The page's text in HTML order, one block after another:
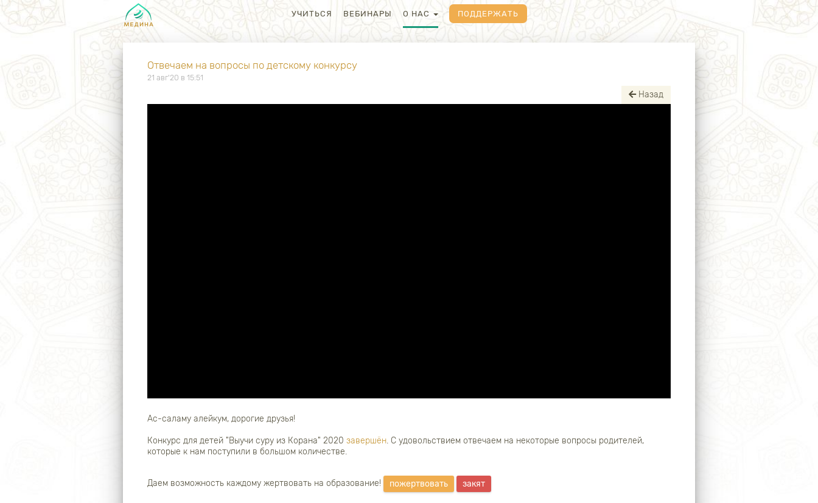
УЧИТЬСЯ ВЕБИНАРЫ О НАС ПОДДЕРЖАТЬ
Отвечаем на вопросы по детскому конкурсу
21 авг'20 в 15:51
Назад
Ас-саламу алейкум, дорогие друзья!
Конкурс для детей "Выучи суру из Корана" 2020 завершён. С удовольствием отвечаем на некоторые вопросы родителей,
которые к нам поступили в большом количестве.
Даем возможность каждому жертвовать на образование! пожертвовать закят